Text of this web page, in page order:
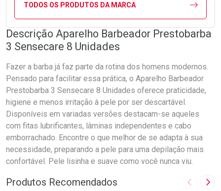
TODOS OS PRODUTOS DA MARCA
Descrição Aparelho Barbeador Prestobarba
3 Sensecare 8 Unidades
Fazer a barba já faz parte da rotina dos homens modernos.
Pensado para facilitar essa prática, o Aparelho Barbeador
Prestobarba 3 Sensecare 8 Unidades oferece praticidade,
higiene e menos irritação à pele por ser descartável.
Disponíveis em variadas versões destacam-se aqueles
com fitas lubrificantes, lâminas independentes e cabo
emborrachado. Encontre o que melhor de se adapta à sua
necessidade, preparando a pele para uma depilação mais
confortável. Pele lisinha e suave como você nunca viu.
Produtos Recomendados Imagem